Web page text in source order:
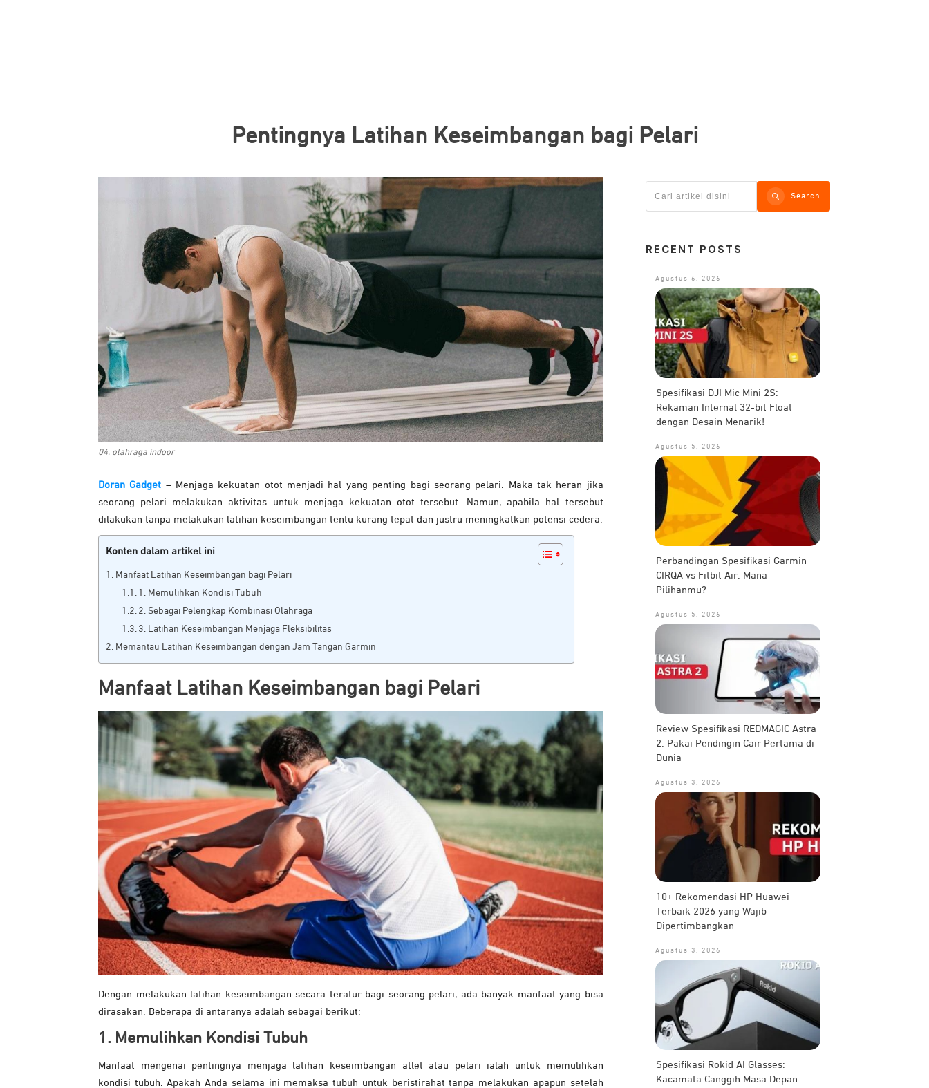
Pentingnya Latihan Keseimbangan bagi Pelari
04. olahraga indoor
Doran Gadget – Menjaga kekuatan otot menjadi hal yang penting bagi seorang pelari. Maka tak heran jika
seorang pelari melakukan aktivitas untuk menjaga kekuatan otot tersebut. Namun, apabila hal tersebut
dilakukan tanpa melakukan latihan keseimbangan tentu kurang tepat dan justru meningkatkan potensi cedera.
Konten dalam artikel ini
Manfaat Latihan Keseimbangan bagi Pelari
1. Memulihkan Kondisi Tubuh
2. Sebagai Pelengkap Kombinasi Olahraga
3. Latihan Keseimbangan Menjaga Fleksibilitas
Memantau Latihan Keseimbangan dengan Jam Tangan Garmin
Manfaat Latihan Keseimbangan bagi Pelari
Dengan melakukan latihan keseimbangan secara teratur bagi seorang pelari, ada banyak manfaat yang bisa
dirasakan. Beberapa di antaranya adalah sebagai berikut:
1. Memulihkan Kondisi Tubuh
Manfaat mengenai pentingnya menjaga latihan keseimbangan atlet atau pelari ialah untuk memulihkan
kondisi tubuh. Apakah Anda selama ini memaksa tubuh untuk beristirahat tanpa melakukan apapun setelah
Search
RECENT POSTS
Agustus 6, 2026
Spesifikasi DJI Mic Mini 2S:
Rekaman Internal 32-bit Float
dengan Desain Menarik!
Agustus 5, 2026
Perbandingan Spesifikasi Garmin
CIRQA vs Fitbit Air: Mana
Pilihanmu?
Agustus 5, 2026
Review Spesifikasi REDMAGIC Astra
2: Pakai Pendingin Cair Pertama di
Dunia
Agustus 3, 2026
10+ Rekomendasi HP Huawei
Terbaik 2026 yang Wajib
Dipertimbangkan
Agustus 3, 2026
Spesifikasi Rokid AI Glasses:
Kacamata Canggih Masa Depan